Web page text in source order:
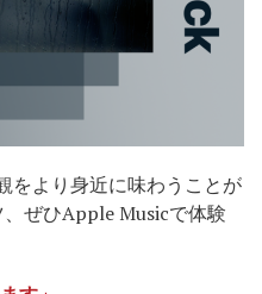
をより身近に味わうことが
ぜひApple Musicで体験